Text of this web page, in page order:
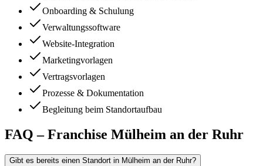
Onboarding & Schulung
Verwaltungssoftware
Website-Integration
Marketingvorlagen
Vertragsvorlagen
Prozesse & Dokumentation
Begleitung beim Standortaufbau
FAQ – Franchise Mülheim an der Ruhr
Gibt es bereits einen Standort in Mülheim an der Ruhr?